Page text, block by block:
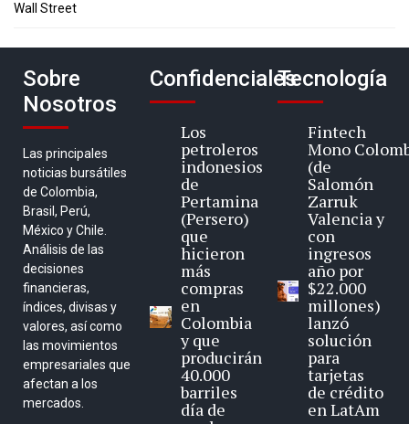
Wall Street
Sobre
Nosotros
Las principales
noticias bursátiles
de Colombia,
Brasil, Perú,
México y Chile.
Análisis de las
decisiones
financieras,
índices, divisas y
valores, así como
las movimientos
empresariales que
afectan a los
mercados.
Confidenciales
Los
petroleros
indonesios
de
Pertamina
(Persero)
que
hicieron
más
compras
en
Colombia
y que
producirán
40.000
barriles
día de
Tecnología
Fintech
Mono
(de
Salomón
Zarruk
Valencia y
con
ingresos
año por
$22.000
millones)
lanzó
solución
para
tarjetas
de crédito
en LatAm